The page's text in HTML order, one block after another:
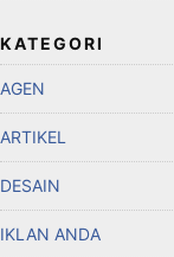
KATEGORI
AGEN
ARTIKEL
DESAIN
IKLAN ANDA